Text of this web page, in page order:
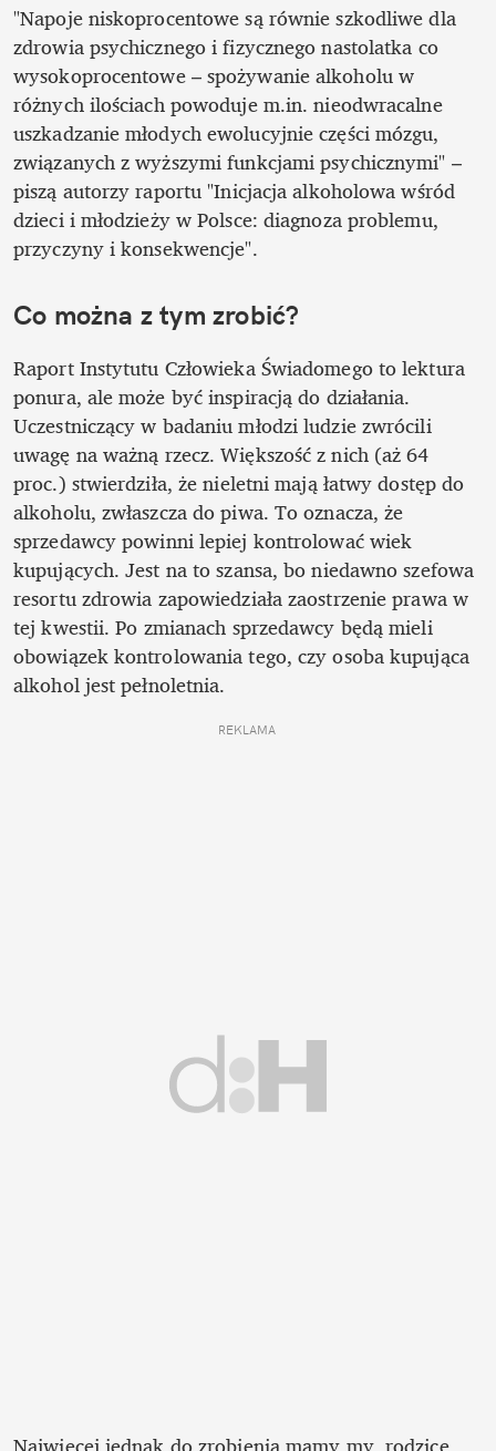
"Napoje niskoprocentowe są równie szkodliwe dla
zdrowia psychicznego i fizycznego nastolatka co
wysokoprocentowe – spożywanie alkoholu w
różnych ilościach powoduje m.in. nieodwracalne
uszkadzanie młodych ewolucyjnie części mózgu,
związanych z wyższymi funkcjami psychicznymi" –
piszą autorzy raportu "Inicjacja alkoholowa wśród
dzieci i młodzieży w Polsce: diagnoza problemu,
przyczyny i konsekwencje".
Co można z tym zrobić?
Raport Instytutu Człowieka Świadomego to lektura
ponura, ale może być inspiracją do działania.
Uczestniczący w badaniu młodzi ludzie zwrócili
uwagę na ważną rzecz. Większość z nich (aż 64
proc.) stwierdziła, że nieletni mają łatwy dostęp do
alkoholu, zwłaszcza do piwa. To oznacza, że
sprzedawcy powinni lepiej kontrolować wiek
kupujących. Jest na to szansa, bo niedawno szefowa
resortu zdrowia zapowiedziała zaostrzenie prawa w
tej kwestii. Po zmianach sprzedawcy będą mieli
obowiązek kontrolowania tego, czy osoba kupująca
alkohol jest pełnoletnia.
REKLAMA